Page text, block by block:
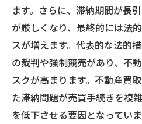
ます。さらに、滞納期間が長
が厳しくなり、最終的には法
スが増えます。代表的な法的
の裁判や強制競売があり、不
スクが高まります。不動産買
た滞納問題が売買手続きを複
を低下させる要因となってい